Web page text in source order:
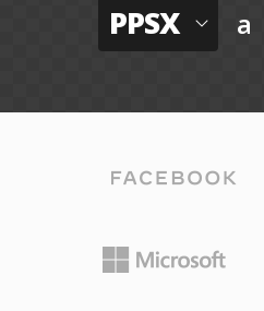
PPSX a